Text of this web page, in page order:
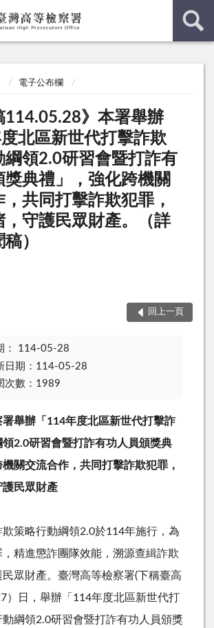
電子公布欄
114.05.28》本署舉辦
度北區新世代打擊詐欺
綱領2.0研習會暨打詐有
獎典禮」，強化跨機關
共同打擊詐欺犯罪，
，守護民眾財產。（詳
）
回上一頁
： 114-05-28
日期：114-05-28
次數：1989
舉辦「 114年度北區新世代打擊詐
領2.0研習會暨打詐有功人員頒獎典
關交流合作，共同打擊詐欺犯罪，
民眾財產
策略行動綱領2.0於114年施行，為
精進懲詐團隊效能，溯源查緝詐欺
眾財產。臺灣高等檢察署(下稱臺高
）日，舉辦「 114年度北區新世代打
動綱領2.0研習會暨打詐有功人員頒獎